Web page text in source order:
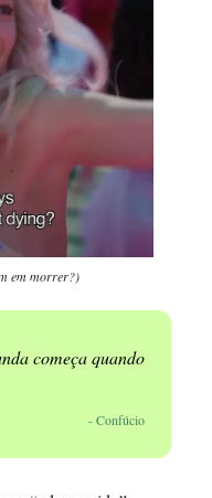
em morrer?)
começa quando
- Confúcio